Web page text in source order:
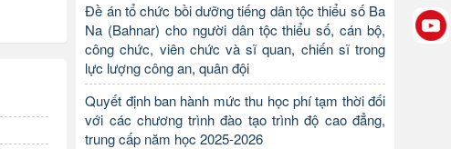
Đề án tổ chức bồi dưỡng tiếng dân tộc thiểu số Ba
Na (Bahnar) cho người dân tộc thiểu số, cán bộ,
công chức, viên chức và sĩ quan, chiến sĩ trong
lực lượng công an, quân đội
Quyết định ban hành mức thu học phí tạm thời đối
với các chương trình đào tạo trình độ cao đẳng,
trung cấp năm học 2025-2026